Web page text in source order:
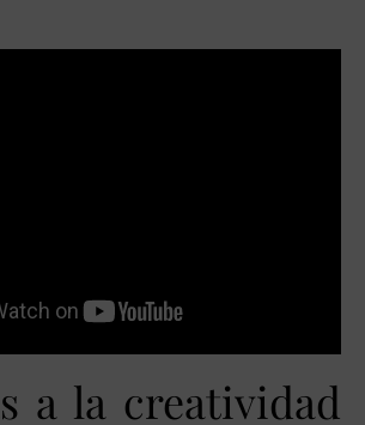
a la creatividad